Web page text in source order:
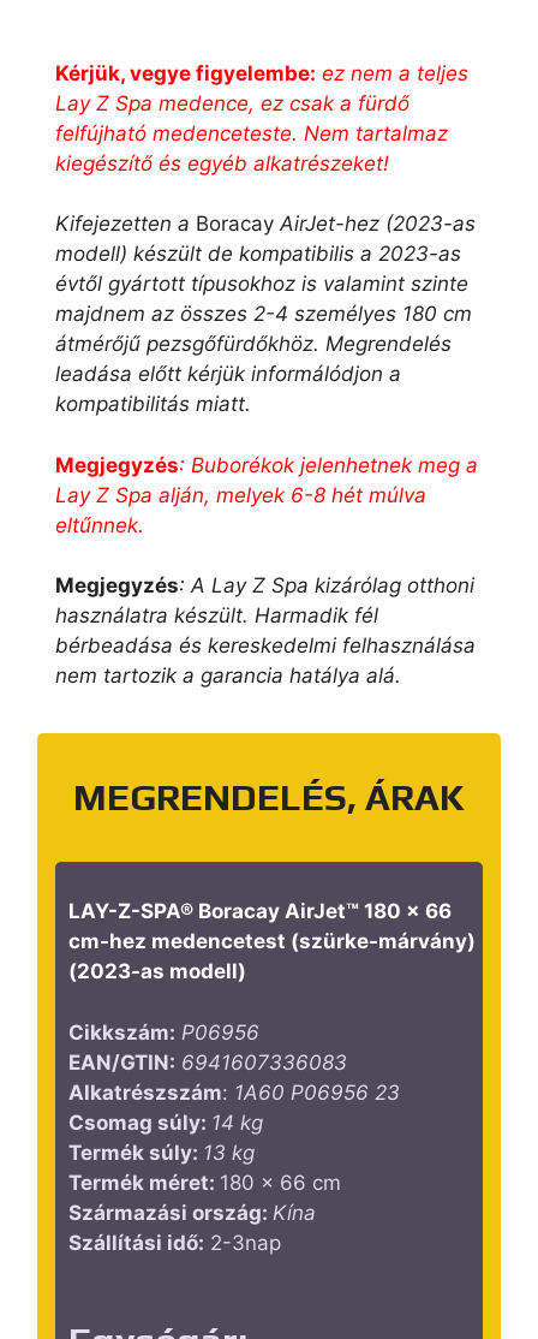
Kérjük, vegye figyelembe: ez nem a teljes
Lay Z Spa medence, ez csak a fürdő
felfújható medenceteste. Nem tartalmaz
kiegészítő és egyéb alkatrészeket!
Kifejezetten a BoracayAirJet-hez (2023-as
modell) készült de kompatibilis a 2023-as
évtől gyártott típusokhoz is valamint szinte
majdnem az összes 2-4 személyes 180 cm
átmérőjű pezsgőfürdőkhöz. Megrendelés
leadása előtt kérjük informálódjon a
kompatibilitás miatt.
Megjegyzés: Buborékok jelenhetnek meg a
Lay Z Spa alján, melyek 6-8 hét múlva
eltűnnek.
Megjegyzés: A Lay Z Spa kizárólag otthoni
használatra készült. Harmadik fél
bérbeadása és kereskedelmi felhasználása
nem tartozik a garancia hatálya alá.
MEGRENDELÉS, ÁRAK
LAY-Z-SPA® Boracay AirJet™ 180 x 66
cm-hez medencetest (szürke-márvány)
(2023-as modell)
Cikkszám: P06956
EAN/GTIN: 6941607336083
Alkatrészszám: 1A60 P06956 23
Csomag súly: 14 kg
Termék súly: 13 kg
Termék méret: 180 x 66 cm
Származási ország: Kína
Szállítási idő: 2-3nap